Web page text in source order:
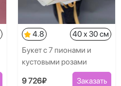
4.8
40 x 30 см
Букет с 7 пионами и
кустовыми розами
9 726₽ Заказать